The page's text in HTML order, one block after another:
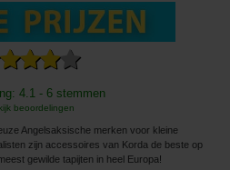
4.1 - 6 stemmen
beoordelingen
Angelsaksische merken voor kleine
zijn accessoires van Korda de beste op
gewilde tapijten in heel Europa!